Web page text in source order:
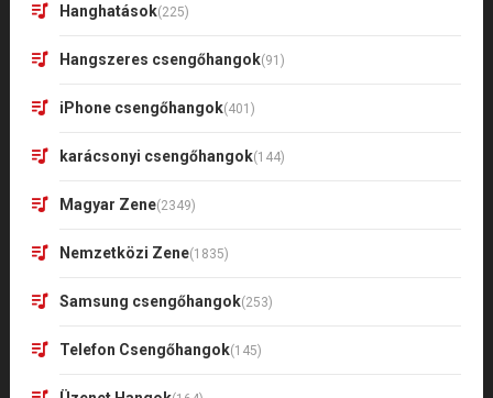
Hanghatások(225)
Hangszeres csengőhangok(91)
iPhone csengőhangok(401)
karácsonyi csengőhangok(144)
Magyar Zene(2349)
Nemzetközi Zene(1835)
Samsung csengőhangok(253)
Telefon Csengőhangok(145)